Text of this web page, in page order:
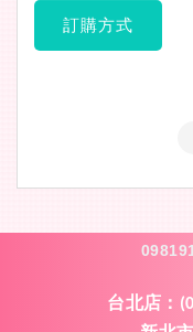
訂購方式
台北店：